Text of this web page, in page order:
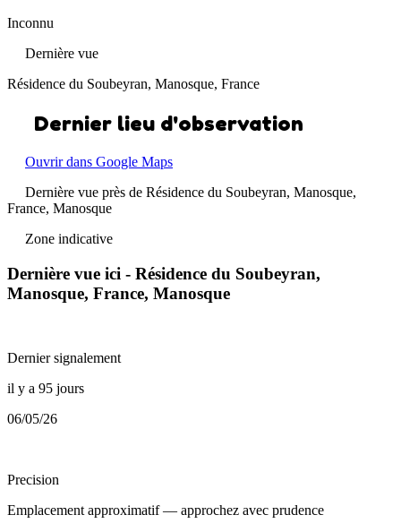
Inconnu
Dernière vue
Résidence du Soubeyran, Manosque, France
Dernier lieu d'observation
Ouvrir dans Google Maps
Dernière vue près de Résidence du Soubeyran, Manosque,
France, Manosque
Zone indicative
Dernière vue ici - Résidence du Soubeyran,
Manosque, France, Manosque
Dernier signalement
il y a 95 jours
06/05/26
Precision
Emplacement approximatif — approchez avec prudence